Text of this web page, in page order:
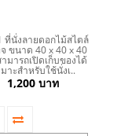
ที่นั่งลายดอกไม้สไตล์
ขนาด 40 x 40 x 40
มารถเปิดเก็บของได้
าะสำหรับใช้นั่งเ..
1,200 บาท